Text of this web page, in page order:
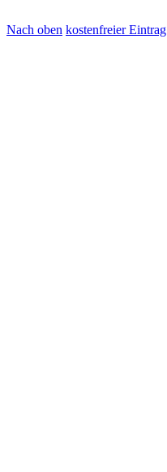
Nach oben kostenfreier Eintrag